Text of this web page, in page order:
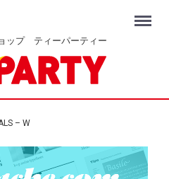
ップ ティーパーティー
Menu
– W